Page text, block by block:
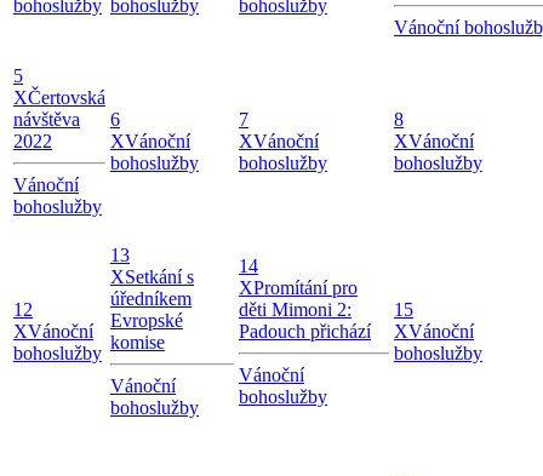
bohoslužby bohoslužby
bohoslužby
Vánoční
5
XČertovská
návštěva
2022
Vánoční
bohoslužby
6
XVánoční
bohoslužby
7
XVánoční
bohoslužby
8
XVánoční
bohoslužby
12
XVánoční
bohoslužby
13
XSetkání s
úředníkem
Evropské
komise
Vánoční
bohoslužby
14
XPromítání pro
děti Mimoni 2:
Padouch přichází
Vánoční
bohoslužby
15
XVánoční
bohoslužby